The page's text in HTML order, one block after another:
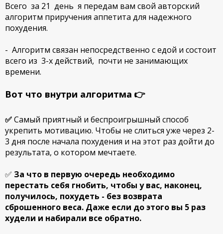
Всего за 21 день я передам вам свой авторский
алгоритм приручения аппетита для надежного
похудения.
- Алгоритм связан непосредственно с едой и состоит
всего из 3-х действий, почти не занимающих
времени.
Вот что внутри алгоритма 👉
✅Самый приятный и беспроигрышный способ
укрепить мотивацию. Чтобы не слиться уже через 2-
3 дня после начала похудения и на этот раз дойти до
результата, о котором мечтаете.
✅ За что в первую очередь необходимо
перестать себя гнобить, чтобы у вас, наконец,
получилось, похудеть - без возврата
сброшенного веса. Даже если до этого вы 5 раз
худели и набирали все обратно.